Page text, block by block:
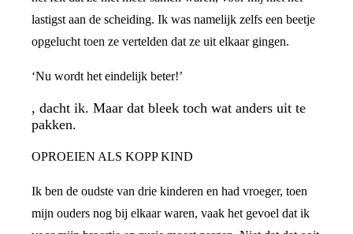
lastigst aan de scheiding. Ik was namelijk zelfs een beetje
opgelucht toen ze vertelden dat ze uit elkaar gingen.
‘Nu wordt het eindelijk beter!’
, dacht ik. Maar dat bleek toch wat anders uit te
pakken.
OPROEIEN ALS KOPP KIND
Ik ben de oudste van drie kinderen en had vroeger, toen
mijn ouders nog bij elkaar waren, vaak het gevoel dat ik